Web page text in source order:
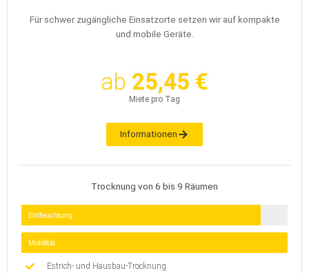
Für schwer zugängliche Einsatzorte setzen wir auf kompakte
und mobile Geräte.
ab 25,45 €
Miete pro Tag
Informationen
Trocknung von 6 bis 9 Räumen
Entfeuchtung
Mobilität
Estrich- und Hausbau-Trocknung